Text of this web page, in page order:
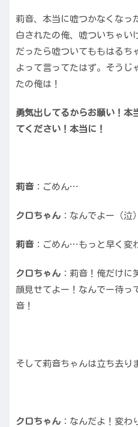
莉音、本当に嘘つかなくなっ
白されたの俺、嘘ついちゃい
だったら嘘ついてももはるち
よって言ってたはず。そうじ
たの俺は！
勇気出してるからお願い！本
てください！本当に！
莉音：ごめん…
クロちゃん ：なんでよー（泣
莉音：ごめん…もっと早く変
クロちゃん ：莉音！俺だけ
顔見せてよー！なんでー待っ
音！
そして莉音ちゃんは立ち去り
クロちゃん ：なんだよ！変わ